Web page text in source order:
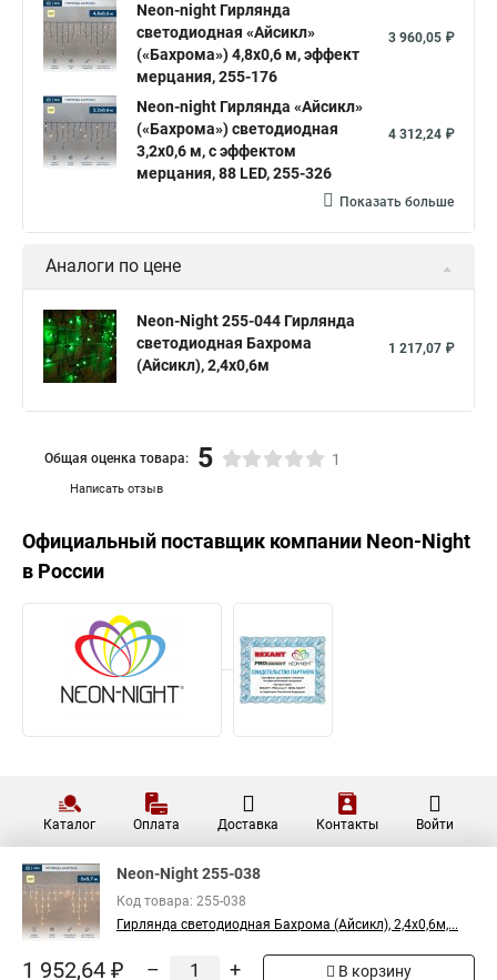
Neon-night Гирлянда
светодиодная «Айсикл»
(«Бахрома») 4,8х0,6 м, эффект
мерцания, 255-176
3 960,05 ₽
Neon-night Гирлянда «Айсикл»
(«Бахрома») светодиодная
3,2х0,6 м, с эффектом
мерцания, 88 LED, 255-326
4 312,24 ₽
Показать больше
Аналоги по цене
Neon-Night 255-044 Гирлянда
светодиодная Бахрома
(Айсикл), 2,4х0,6м
1 217,07 ₽
Написать отзыв
Общая оценка товара: 5 1
Официальный поставщик компании Neon-Night
в России
Каталог Оплата Доставка Контакты Войти
Neon-Night 255-038
Код товара: 255-038
Гирлянда светодиодная Бахрома (Айсикл), 2,4х0,6м,...
1 952,64 ₽ – + В корзину